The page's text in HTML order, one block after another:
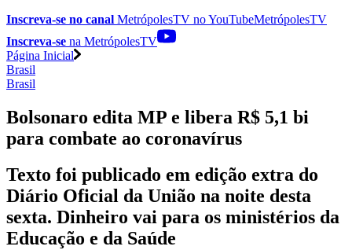
Inscreva-se no canal MetrópolesTV noYouTubeMetrópolesTV
Inscreva-se na MetrópolesTV
Página Inicial
Brasil
Brasil
Bolsonaro edita MP e libera R$ 5,1 bi
para combate ao coronavírus
Texto foi publicado em edição extra do
Diário Oficial da União na noite desta
sexta. Dinheiro vai para os ministérios da
Educação e da Saúde